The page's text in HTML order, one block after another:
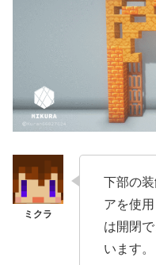
下部の
アを使
は開閉
います。